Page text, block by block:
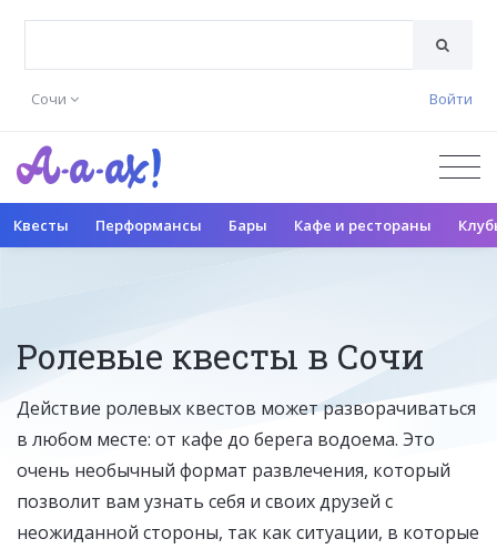
Сочи Войти
Квесты Перформансы Бары Кафе и рестораны
Ролевые квесты в Сочи
Действие ролевых квестов может разворачиваться
в любом месте: от кафе до берега водоема. Это
очень необычный формат развлечения, который
позволит вам узнать себя и своих друзей с
неожиданной стороны, так как ситуации, в которые